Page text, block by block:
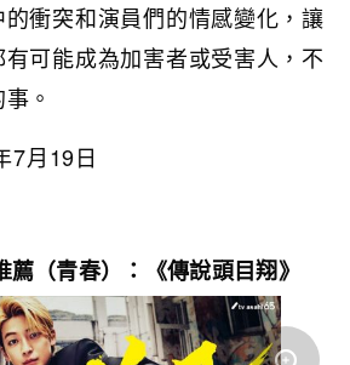
衝突和演員們的情感變化，讓
可能成為加害者或受害人，不
。
7月19日
（青春）：《傳說頭目翔》